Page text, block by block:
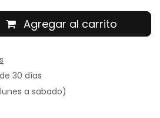
Agregar al carrito
30 días
a sabado)